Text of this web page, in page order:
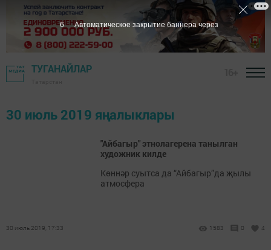
ТУГАНАЙЛАР
30 июль 2019 яңалыклары
"Айбагыр" этнолагерена танылган
художник килде
Көннәр суытса да “Айбагыр”да җылы
атмосфера
30 июль 2019, 17:33 1583 0 4
6 Автоматическое закрытие баннера через